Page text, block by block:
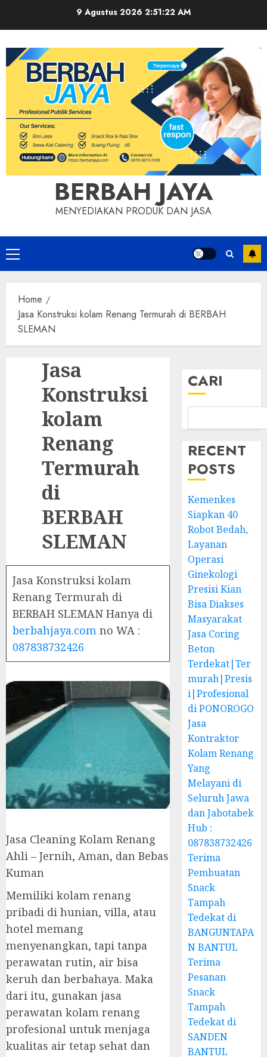
9 Agustus 2026 2:51:22 AM
BERBAH JAYA
MENYEDIAKAN PRODUK DAN JASA
Primary
Menu
Home
Jasa Konstruksi kolam Renang Termurah di BERBAH
SLEMAN
Jasa
Konstruksi
kolam
Renang
Termurah
di
BERBAH
SLEMAN
Jasa Konstruksi kolam
Renang Termurah di
BERBAH SLEMAN Hanya di
berbahjaya.com no WA :
087838732426
Jasa Cleaning Kolam Renang
Ahli – Jernih, Aman, dan Bebas
Kuman
Memiliki kolam renang
pribadi di hunian, villa, atau
hotel memang
menyenangkan, tapi tanpa
perawatan rutin, air bisa
keruh dan berbahaya. Maka
dari itu, gunakan jasa
perawatan kolam renang
profesional untuk menjaga
kualitas air tetap sehat dan
CARI
RECENT
POSTS
Kemenkes
Siapkan 40
Robot Bedah,
Layanan
Operasi
Ginekologi
Presisi Kian
Bisa Diakses
Masyarakat
Jasa Coring
Beton
Terdekat|Ter
murah|Presis
i|Profesional
di PONOROGO
Jasa
Kontraktor
Kolam Renang
Yang
Melayani di
Seluruh Jawa
dan Jabotabek
Hub :
087838732426
Terima
Pembuatan
Snack
Tampah
Tedekat di
BANGUNTAPA
N BANTUL
Terima
Pesanan
Snack
Tampah
Tedekat di
SANDEN
BANTUL